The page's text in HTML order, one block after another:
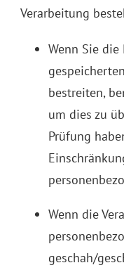
Verarbeitung
Wenn Sie
bestreiten,
um dies zu
Prüfung
Wenn die
geschah/